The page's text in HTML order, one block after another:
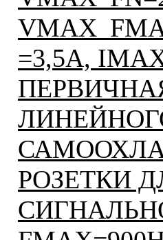
=3,5A,
РОЗЕТКИ